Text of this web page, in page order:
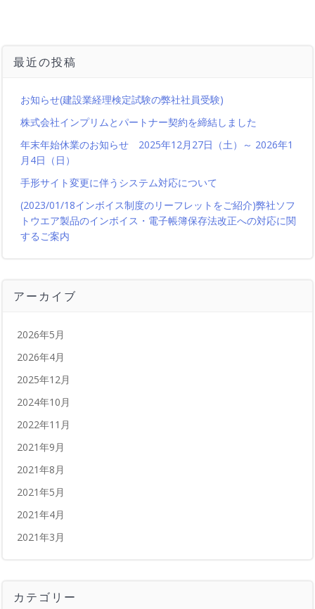
最近の投稿
お知らせ(建設業経理検定試験の弊社社員受験)
株式会社インプリムとパートナー契約を締結しました
年末年始休業のお知らせ 2025年12月27日（土）～ 2026年1
月4日（日）
手形サイト変更に伴うシステム対応について
(2023/01/18インボイス制度のリーフレットをご紹介)弊社ソフ
トウエア製品のインボイス・電子帳簿保存法改正への対応に関
するご案内
アーカイブ
2026年5月
2026年4月
2025年12月
2024年10月
2022年11月
2021年9月
2021年8月
2021年5月
2021年4月
2021年3月
カテゴリー